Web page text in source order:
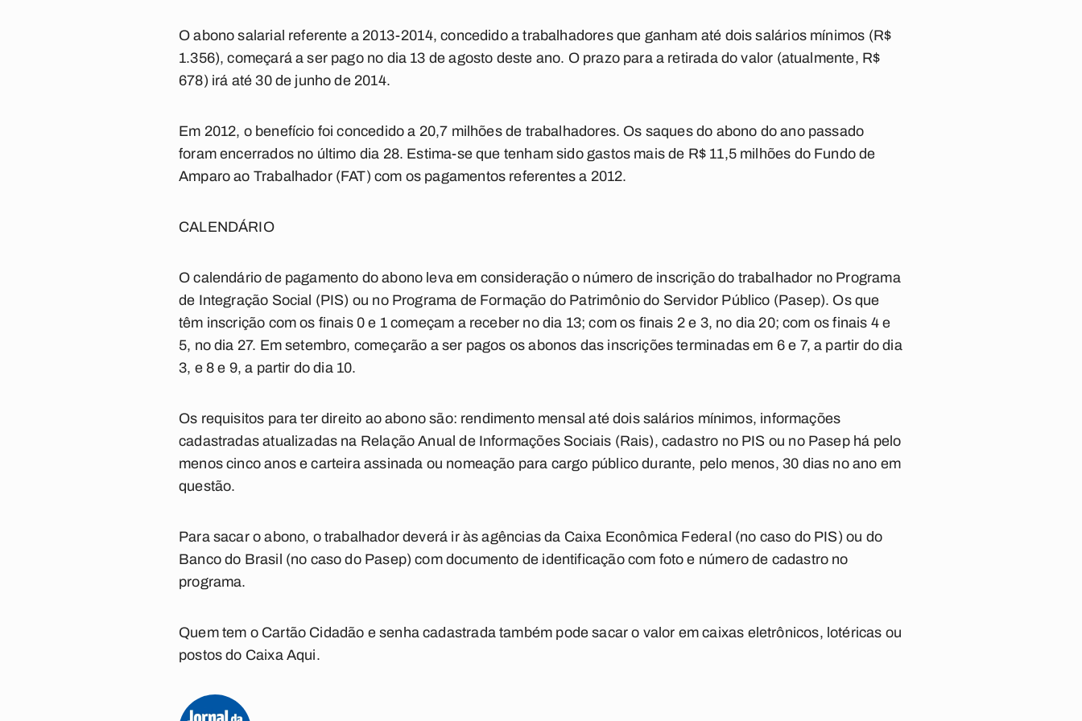
O abono salarial referente a 2013-2014, concedido a trabalhadores que ganham até dois salários mínimos (R$
1.356), começará a ser pago no dia 13 de agosto deste ano. O prazo para a retirada do valor (atualmente, R$
678) irá até 30 de junho de 2014.
Em 2012, o benefício foi concedido a 20,7 milhões de trabalhadores. Os saques do abono do ano passado
foram encerrados no último dia 28. Estima-se que tenham sido gastos mais de R$ 11,5 milhões do Fundo de
Amparo ao Trabalhador (FAT) com os pagamentos referentes a 2012.
CALENDÁRIO
O calendário de pagamento do abono leva em consideração o número de inscrição do trabalhador no Programa
de Integração Social (PIS) ou no Programa de Formação do Patrimônio do Servidor Público (Pasep). Os que
têm inscrição com os finais 0 e 1 começam a receber no dia 13; com os finais 2 e 3, no dia 20; com os finais 4 e
5, no dia 27. Em setembro, começarão a ser pagos os abonos das inscrições terminadas em 6 e 7, a partir do dia
3, e 8 e 9, a partir do dia 10.
Os requisitos para ter direito ao abono são: rendimento mensal até dois salários mínimos, informações
cadastradas atualizadas na Relação Anual de Informações Sociais (Rais), cadastro no PIS ou no Pasep há pelo
menos cinco anos e carteira assinada ou nomeação para cargo público durante, pelo menos, 30 dias no ano em
questão.
Para sacar o abono, o trabalhador deverá ir às agências da Caixa Econômica Federal (no caso do PIS) ou do
Banco do Brasil (no caso do Pasep) com documento de identificação com foto e número de cadastro no
programa.
Quem tem o Cartão Cidadão e senha cadastrada também pode sacar o valor em caixas eletrônicos, lotéricas ou
postos do Caixa Aqui.